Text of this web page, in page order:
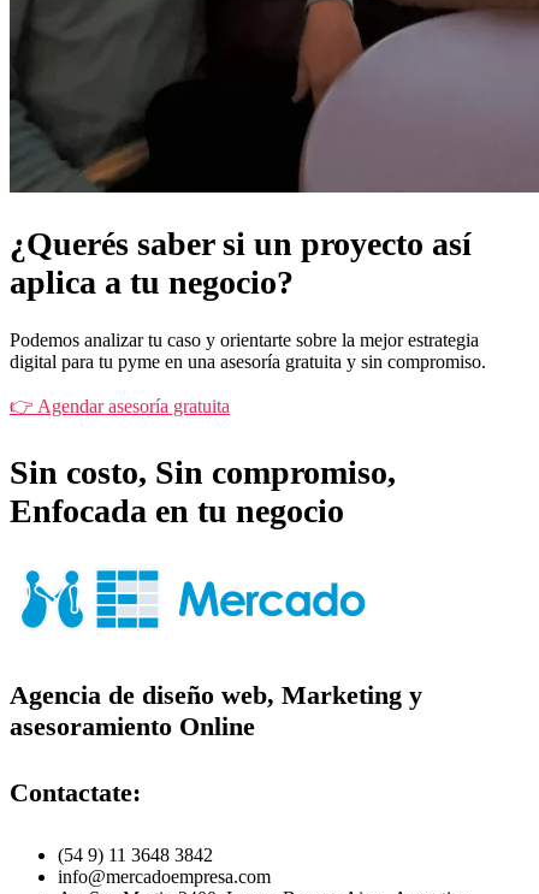
¿Querés saber si un proyecto así
aplica a tu negocio?
Podemos analizar tu caso y orientarte sobre la mejor estrategia
digital para tu pyme en una asesoría gratuita y sin compromiso.
👉 Agendar asesoría gratuita
Sin costo, Sin compromiso,
Enfocada en tu negocio
Agencia de diseño web, Marketing y
asesoramiento Online
Contactate:
(54 9) 11 3648 3842
info@mercadoempresa.com